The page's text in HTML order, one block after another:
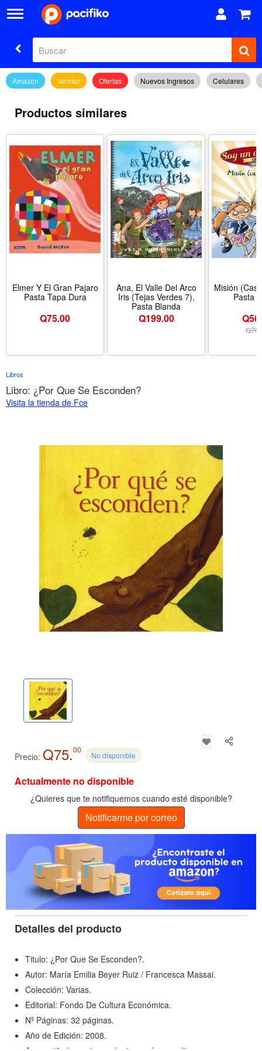
Amazon Vender Ofertas Nuevos Ingresos Celulares
Productos similares
Elmer Y El Gran Pajaro
Pasta Tapa Dura
Q75.00
Ana, El Valle Del Arco
Iris (Tejas Verdes 7),
Pasta Blanda
Q199.00
Misión
Pasta
Q
Libros
Libro: ¿Por Que Se Esconden?
Visita la tienda de Fce
Precio: Q75.00
No disponible
Actualmente no disponible
¿Quieres que te notifiquemos cuando esté disponible?
Notificarme por correo
Detalles del producto
Titulo: ¿Por Que Se Esconden?.
Autor: María Emilia Beyer Ruiz / Francesca Massai.
Colección: Varias.
Editorial: Fondo De Cultura Económica.
Nº Páginas: 32 páginas.
Año de Edición: 2008.